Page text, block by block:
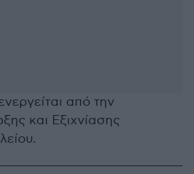
από την
και Εξιχνίασης